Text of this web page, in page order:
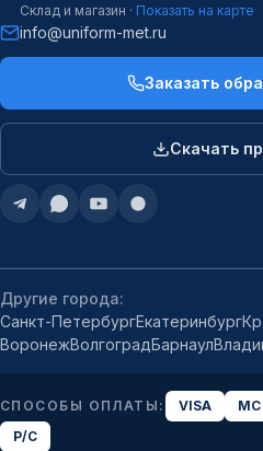
Склад и магазин · Показать на карте
info@uniform-met.ru
Заказать
Скачать
Другие города:
Санкт-ПетербургЕкатеринбург
ВоронежВолгоградБарнаул
СПОСОБЫ ОПЛАТЫ: VISA MC
Р/С